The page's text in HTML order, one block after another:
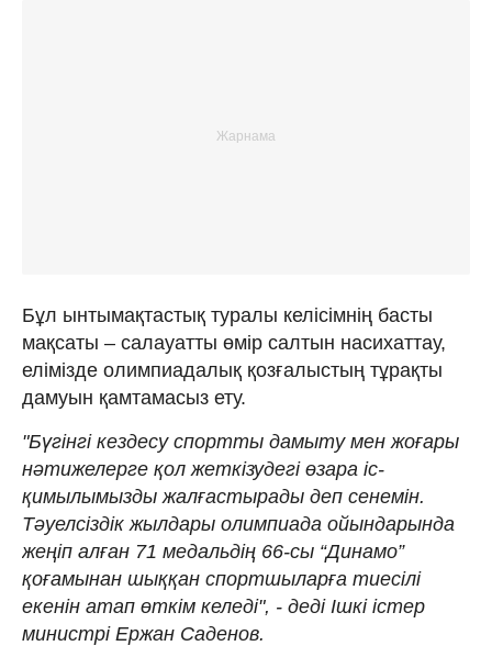
Бұл ынтымақтастық туралы келісімнің басты
мақсаты – салауатты өмір салтын насихаттау,
елімізде олимпиадалық қозғалыстың тұрақты
дамуын қамтамасыз ету.
"Бүгінгі кездесу спортты дамыту мен жоғары
нәтижелерге қол жеткізудегі өзара іс-
қимылымызды жалғастырады деп сенемін.
Тәуелсіздік жылдары олимпиада ойындарында
жеңіп алған 71 медальдің 66-сы “Динамо”
қоғамынан шыққан спортшыларға тиесілі
екенін атап өткім келеді", - деді Ішкі істер
министрі Ержан Саденов.